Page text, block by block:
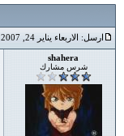
ارسل: الاربعاء يناير 24, 2007 9:17 pm
shahera
شرس مشارك